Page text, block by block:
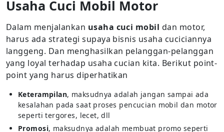
Usaha Cuci Mobil Motor
Dalam menjalankan usaha cuci mobil dan motor,
harus ada strategi supaya bisnis usaha cuciciannya
langgeng. Dan menghasilkan pelanggan-pelanggan
yang loyal terhadap usaha cucian kita. Berikut point-
point yang harus diperhatikan
Keterampilan, maksudnya adalah jangan sampai ada
kesalahan pada saat proses pencucian mobil dan motor
seperti tergores, lecet, dll
Promosi, maksudnya adalah membuat promo seperti